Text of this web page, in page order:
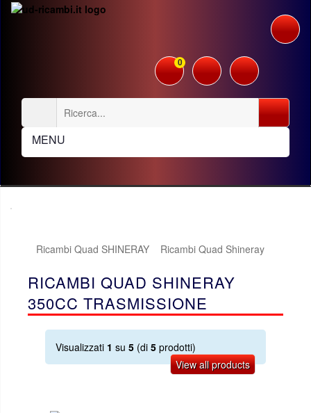
0
MENU
Ricambi Quad SHINERAY
Ricambi Quad Shineray
350cc
Trasmissione
RICAMBI QUAD SHINERAY
350CC TRASMISSIONE
Visualizzati 1 su 5 (di 5 prodotti)
View all products